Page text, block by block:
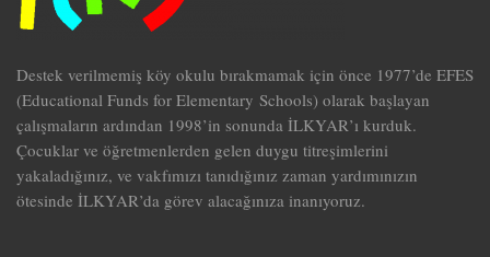
Destek verilmemiş köy okulu bırakmamak için önce 1977’de EFES
(Educational Funds for Elementary Schools) olarak başlayan
çalışmaların ardından 1998’in sonunda İLKYAR’ı kurduk.
Çocuklar ve öğretmenlerden gelen duygu titreşimlerini
yakaladığınız, ve vakfımızı tanıdığınız zaman yardımınızın
ötesinde İLKYAR’da görev alacağınıza inanıyoruz.